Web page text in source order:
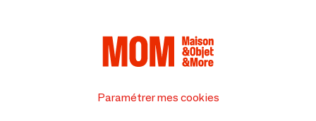
Paramétrer mes cookies